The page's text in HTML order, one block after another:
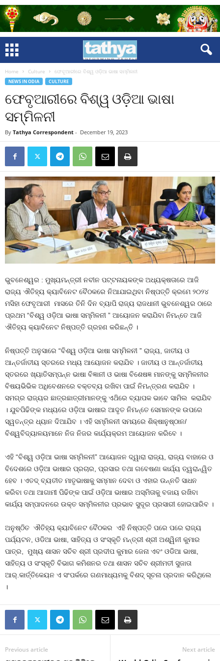
Home Culture ଫେବୃଆରୀରେ ବିଶ୍ୱ ଓଡ଼ିଆ ଭାଷା ସମ୍ମିଳନୀ
NEWS IN ODIA CULTURE
ଫେବୃଆରୀରେ ବିଶ୍ୱ ଓଡ଼ିଆ ଭାଷା
ସମ୍ମିଳନୀ
By Tathya Correspondent - December 19, 2023
ଭୁବନେଶ୍ୱର : ମୁଖ୍ୟମନ୍ତ୍ରୀ ନବୀନ ପଟ୍ଟନାୟକଙ୍କ ଅଧ୍ୟକ୍ଷତାରେ ଆଜି
ରାଜ୍ୟ ଐତିହ୍ୟ କ୍ୟାବିନେଟ ବୈଠକରେ ନିଆଯାଇଥିବା ନିଷ୍ପତ୍ତି କ୍ରମେ ୨୦୨୪
ମସିହା ଫେବୃଆରୀ ମାସରେ ତିନି ଦିନ ବ୍ୟାପି ରାଜ୍ୟ ରାଜଧାନୀ ଭୁବନେଶ୍ୱର ଠାରେ
ପ୍ରଥମ “ବିଶ୍ୱ ଓଡ଼ିଆ ଭାଷା ସମ୍ମିଳନୀ ” ଆୟୋଜନ କରାଯିବା ନିମନ୍ତେ ଆଜି
ଐତିହ୍ୟ କ୍ୟାବିନେଟ ନିଷ୍ପତ୍ତି ଗ୍ରହଣ କରିଛନ୍ତି ।
ନିଷ୍ପତ୍ତି ଅନୁସାରେ “ବିଶ୍ୱ ଓଡ଼ିଆ ଭାଷା ସମ୍ମିଳନୀ ” ରାଜ୍ୟ, ଜାତୀୟ ଓ
ଆନ୍ତର୍ଜାତୀୟ ସ୍ତରରେ ମଧ୍ୟ ଆୟୋଜନ କରାଯିବ । ଜାତୀୟ ଓ ଆନ୍ତର୍ଜାତୀୟ
ସ୍ତରରେ ଖ୍ୟାତିସମ୍ପନ୍ନ ଭାଷା ବିଜ୍ଞାନୀ ଓ ଭାଷା ବିଶେଷଜ୍ଞ ମାନଙ୍କୁ ସମ୍ମିଳନୀର
ବିଷୟଭିଭିକ ଅଧିବେଶନରେ ବକ୍ତବ୍ୟ ରଖିବା ପାଇଁ ନିମନ୍ତ୍ରଣ କରାଯିବ ।
ସମଗ୍ର ରାଜ୍ୟର ଛାତ୍ରଛାତ୍ରୀମାନଙ୍କୁ ଏଥ‌ିରେ ବ୍ୟାପକ ଭାବେ ସାମିଲ କରାଯିବ
। ଯୁବପିଢିଙ୍କ ମଧ୍ୟରେ ଓଡ଼ିଆ ଭାଷାର ଆଦୃତ ନିମନ୍ତେ ସେମାନଙ୍କ ଉପରେ
ସ୍ୱତନ୍ତ୍ର ଧ୍ୟାନ ଦିଆଯିବ । ଏହି ସମ୍ମିଳନୀ ସମୟରେ ଶିକ୍ଷାନୁଷ୍ଠାନ/
ବିଶ୍ୱବିଦ୍ୟାଳୟମାନେ ନିଜ ନିଜର କାର୍ଯ୍ୟକ୍ରମ ଆୟୋଜନ କରିବେ ।
ଏହି “ବିଶ୍ୱ ଓଡ଼ିଆ ଭାଷା ସମ୍ମିଳନୀ” ଆୟୋଜନ ଦ୍ୱାରା ରାଜ୍ୟ, ରାଜ୍ୟ ବାହାରେ ଓ
ବିଦେଶରେ ଓଡ଼ିଆ ଭାଷାର ପ୍ରଚାର, ପ୍ରସାର ତଥା ଗବେଷଣା କାର୍ଯ୍ୟ ତ୍ୱରାନ୍ୱିତ
ହେବ । ଏତଦ୍ ବ୍ୟତୀତ ମାତୃଭାଷାକୁ ସମ୍ମାନ ଦେବା ଓ ଏହାର ଉନ୍ନତି ସାଧନ
କରିବା ତଥା ଆଗାମୀ ପିଢିଙ୍କ ପାଇଁ ଓଡ଼ିଆ ଭାଷାର ଅସ୍ମିତାକୁ ବଜାୟ ରଖିବା
କାର୍ଯ୍ୟ ସମ୍ପାଦନରେ ଉକ୍ତ ସମ୍ମିଳନୀର ପ୍ରଭାବ ସୁଦୂର ପ୍ରସାରୀ ହୋଇପାରିବ ।
ଅନୁଷ୍ଠିତ ଐତିହ୍ୟ କ୍ୟାବିନେଟ ବୈଠକର ଏହି ନିଷ୍ପତ୍ତି ପରେ ପରେ ରାଜ୍ୟ
ପର୍ଯ୍ୟଟନ, ଓଡିଆ ଭାଷା, ସାହିତ୍ୟ ଓ ସଂସ୍କୃତି ମନ୍ତ୍ରୀ ଶ୍ରୀ ଅଶ୍ୱିନୀ କୁମାର
ପାତ୍ର, ମୁଖ୍ୟ ଶାସନ ସଚିବ ଶ୍ରୀ ପ୍ରଦୀପ କୁମାର ଜେନା ଏବଂ ଓଡିଆ ଭାଷା,
ସାହିତ୍ୟ ଓ ସଂସ୍କୃତି ବିଭାଗ କମିଶନର ତଥା ଶାସନ ସଚିବ ଶ୍ରୀମତୀ ସୁଜାତା
ଆର୍.କାର୍ତ୍ତିକେୟନ ଏ ସଂପର୍କରେ ଗଣମାଧ୍ୟମକୁ ବିଶଦ୍ ସୂଚନା ପ୍ରଦାନ କରିଥିଲେ
।
Previous article Next article